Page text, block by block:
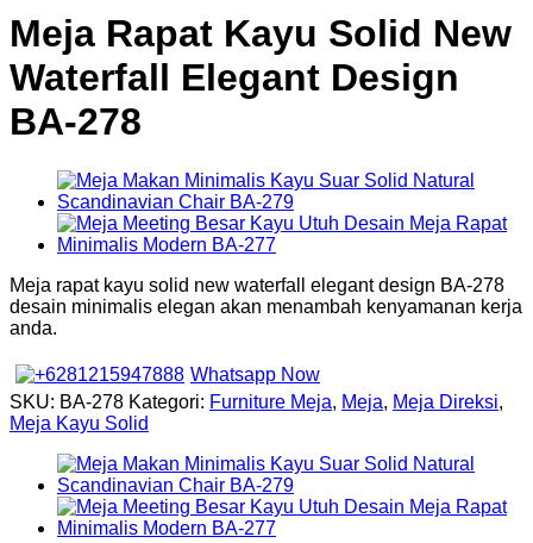
Meja Rapat Kayu Solid New
Waterfall Elegant Design
BA-278
Meja rapat kayu solid new waterfall elegant design BA-278
desain minimalis elegan akan menambah kenyamanan kerja
anda.
Whatsapp Now
SKU: BA-278 Kategori: Furniture Meja, Meja, Meja Direksi,
Meja Kayu Solid